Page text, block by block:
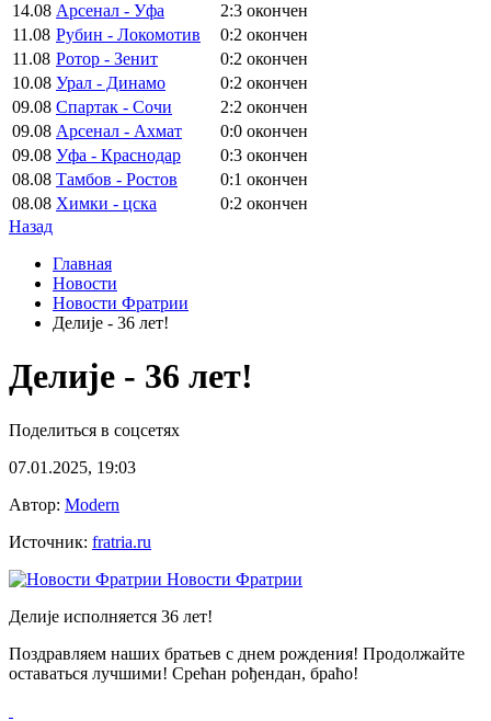
14.08 Арсенал - Уфа 2:3 окончен
11.08 Рубин - Локомотив 0:2 окончен
11.08 Ротор - Зенит 0:2 окончен
10.08 Урал - Динамо 0:2 окончен
09.08 Спартак - Сочи 2:2 окончен
09.08 Арсенал - Ахмат 0:0 окончен
09.08 Уфа - Краснодар 0:3 окончен
08.08 Тамбов - Ростов 0:1 окончен
08.08 Химки - цска 0:2 окончен
Назад
Главная
Новости
Новости Фратрии
Делиjе - 36 лет!
Делиjе - 36 лет!
Поделиться в соцсетях
07.01.2025, 19:03
Автор: Modern
Источник: fratria.ru
Новости Фратрии
Делиjе исполняется 36 лет!
Поздравляем наших братьев с днем рождения! Продолжайте
оставаться лучшими! Срећан рођендан, браћо!